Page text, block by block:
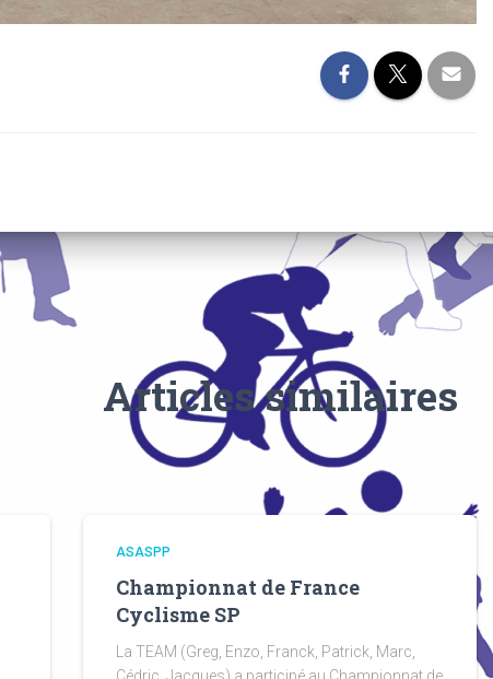
Articles similaires
ASASPP
Championnat de France
Cyclisme SP
La TEAM (Greg, Enzo, Franck, Patrick, Marc,